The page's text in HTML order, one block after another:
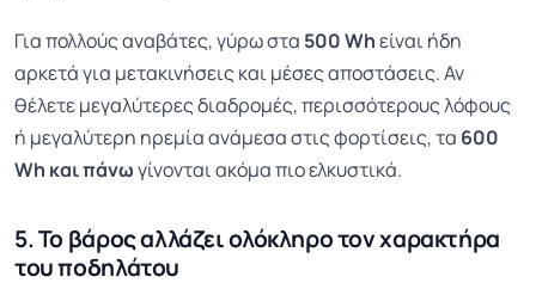
Για πολλούς αναβάτες, γύρω στα 500 Whείναι ήδη
αρκετά για μετακινήσεις και μέσες αποστάσεις. Αν
θέλετε μεγαλύτερες διαδρομές, περισσότερους λόφους
ή μεγαλύτερη ηρεμία ανάμεσα στις φορτίσεις, τα 600
Wh και πάνωγίνονται ακόμα πιο ελκυστικά.
5. Το βάρος αλλάζει ολόκληρο τον χαρακτήρα
του ποδηλάτου